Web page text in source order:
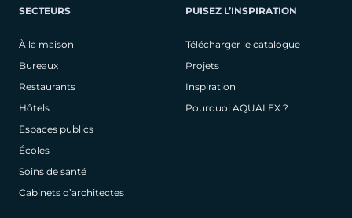
SECTEURS
À la maison
Bureaux
Restaurants
Hôtels
Espaces publics
Écoles
Soins de santé
Cabinets d’architectes
PUISEZ L’INSPIRATION
Télécharger le catalogue
Projets
Inspiration
Pourquoi AQUALEX ?